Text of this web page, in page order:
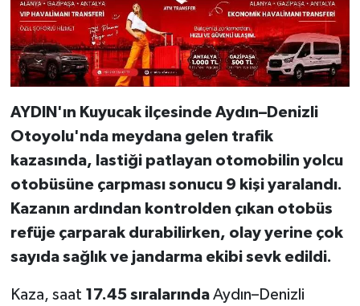
AYDIN'ın Kuyucak ilçesinde Aydın–Denizli
Otoyolu'nda meydana gelen trafik
kazasında, lastiği patlayan otomobilin yolcu
otobüsüne çarpması sonucu 9 kişi yaralandı.
Kazanın ardından kontrolden çıkan otobüs
refüje çarparak durabilirken, olay yerine çok
sayıda sağlık ve jandarma ekibi sevk edildi.
Kaza, saat 17.45 sıralarındaAydın–Denizli